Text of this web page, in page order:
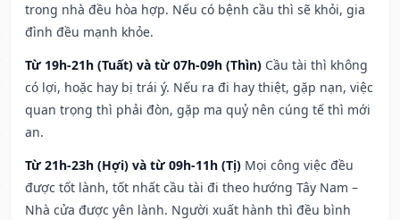
trong nhà đều hòa hợp. Nếu có bệnh cầu thì sẽ khỏi, gia
đình đều mạnh khỏe.
Từ 19h-21h (Tuất) và từ 07h-09h (Thìn) Cầu tài thì không
có lợi, hoặc hay bị trái ý. Nếu ra đi hay thiệt, gặp nạn, việc
quan trọng thì phải đòn, gặp ma quỷ nên cúng tế thì mới
an.
Từ 21h-23h (Hợi) và từ 09h-11h (Tị) Mọi công việc đều
được tốt lành, tốt nhất cầu tài đi theo hướng Tây Nam –
Nhà cửa được yên lành. Người xuất hành thì đều bình